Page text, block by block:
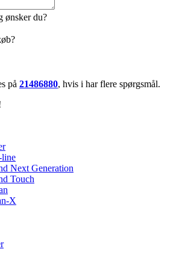
ønsker du?
på 21486880, hvis i har flere spørgsmål.
Next Generation
Touch
X